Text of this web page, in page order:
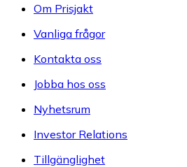
Om Prisjakt
Vanliga frågor
Kontakta oss
Jobba hos oss
Nyhetsrum
Investor Relations
Tillgänglighet